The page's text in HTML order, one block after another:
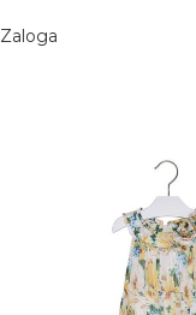
Zaloga